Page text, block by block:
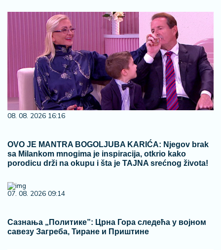
08. 08. 2026 16:16
OVO JE MANTRA BOGOLJUBA KARIĆA: Njegov brak
sa Milankom mnogima je inspiracija, otkrio kako
porodicu drži na okupu i šta je TAJNA srećnog života!
07. 08. 2026 09:14
Сазнања „Политике”: Црна Гора следећа у војном
савезу Загреба, Тиране и Приштине